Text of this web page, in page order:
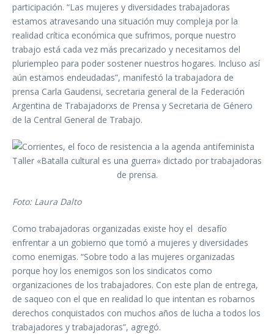
participación. “Las mujeres y diversidades trabajadoras
estamos atravesando una situación muy compleja por la
realidad crítica económica que sufrimos, porque nuestro
trabajo está cada vez más precarizado y necesitamos del
pluriempleo para poder sostener nuestros hogares. Incluso así
aún estamos endeudadas”, manifestó la trabajadora de
prensa Carla Gaudensi, secretaria general de la Federación
Argentina de Trabajadorxs de Prensa y Secretaria de Género
de la Central General de Trabajo.
Taller «Batalla cultural es una guerra» dictado por trabajadoras
de prensa.
Foto: Laura Dalto
Como trabajadoras organizadas existe hoy el desafío
enfrentar a un gobierno que tomó a mujeres y diversidades
como enemigas. “Sobre todo a las mujeres organizadas
porque hoy los enemigos son los sindicatos como
organizaciones de los trabajadores. Con este plan de entrega,
de saqueo con el que en realidad lo que intentan es robarnos
derechos conquistados con muchos años de lucha a todos los
trabajadores y trabajadoras”, agregó.